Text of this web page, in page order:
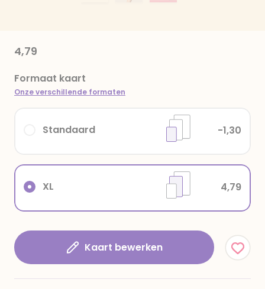
4,79
Formaat kaart
Onze verschillende formaten
XL 4,79
Standaard -1,30
Kaart bewerken